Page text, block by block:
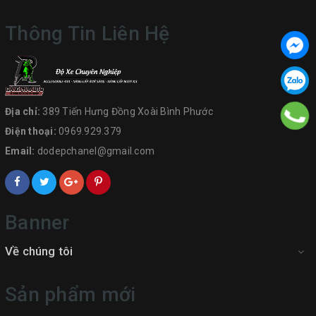
Thông Tin Liên Hệ
Địa chỉ: 389 Tiến Hưng Đồng Xoài Bình Phước
Điện thoại: 0969.929.379
Email: dodepchanel@gmail.com
Banner
Về chúng tôi
Sản phẩm mới